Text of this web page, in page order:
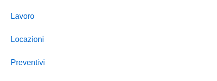
Lavoro
Locazioni
Preventivi